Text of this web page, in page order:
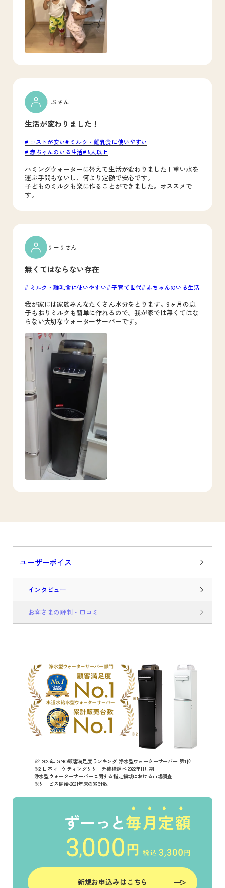
生活が変わりました！
コストが安い ミルク・離乳食に使いやすい
赤ちゃんのいる生活
5人以上
E.S.さん
ハミングウォーターに替えて生活が変わりました！重い水を
運ぶ手間もないし、何より定額で安心です。
子どものミルクも楽に作ることができました。オススメで
す。
無くてはならない存在
ミルク・離乳食に使いやすい 子育て世代 赤ちゃんのいる生活
りーりさん
我が家には家族みんなたくさん水分をとります。9ヶ月の息
子もおりミルクも簡単に作れるので、我が家では無くてはな
らない大切なウォーターサーバーです。
ユーザーボイス
インタビュー
お客さまの評判・口コミ
※1 2025年 GMO顧客満足度ランキング 浄水型ウォーターサーバー 第1位
※2 日本マーケティングリサーチ機構調べ 2022年11月期
浄水型ウォーターサーバーに関する指定領域における市場調査
※サービス開始-2021年末の累計数
新規お申込みはこちら